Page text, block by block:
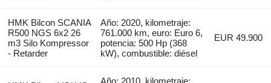
HMK Bilcon SCANIA
R500 NGS 6x2 26
m3 Silo Kompressor
- Retarder
Año: 2020, kilometraje:
761.000 km, euro: Euro 6,
potencia: 500 Hp (368
kW), combustible: diésel
EUR 49.900
Año: 2010, kilometraje: